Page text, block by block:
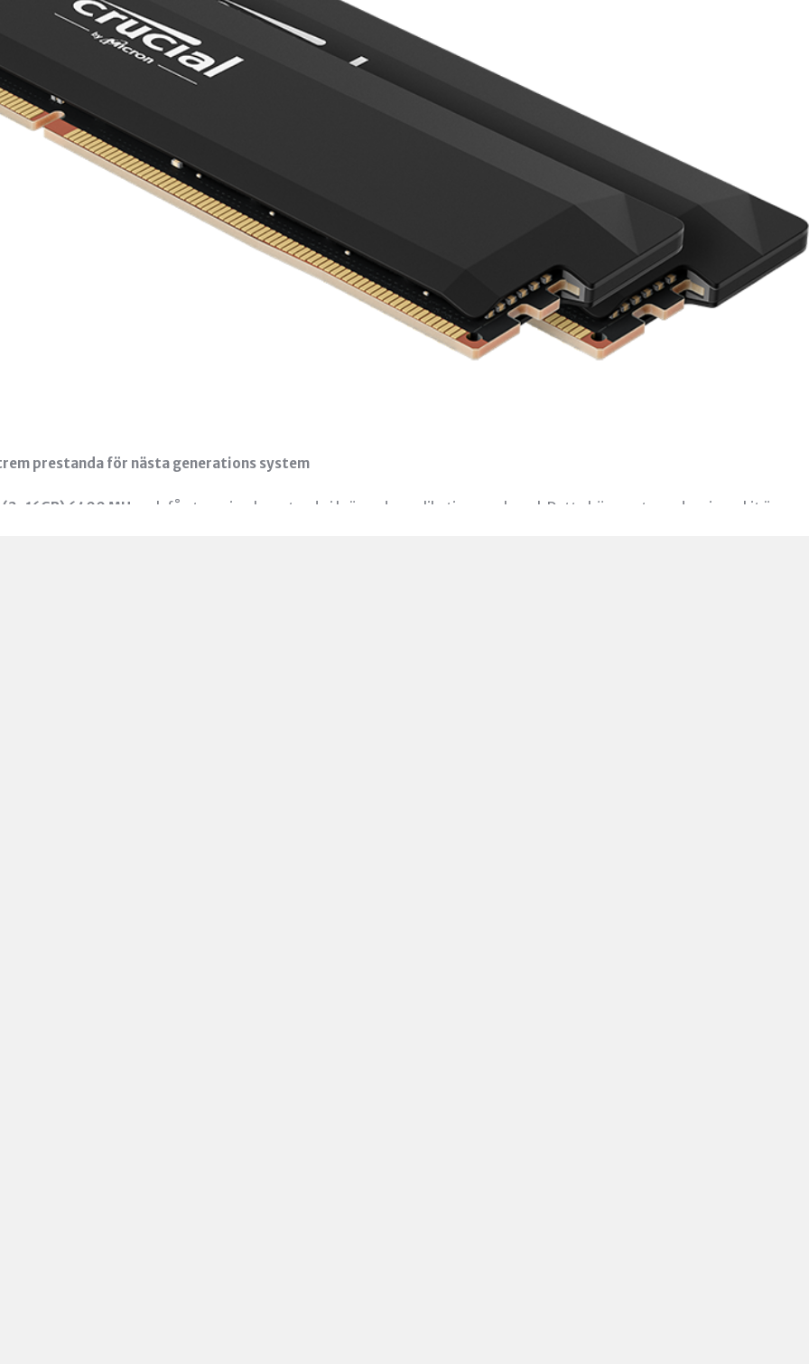
applikationer
för dig som vill ha en perfekt balans mellan prestanda, stabilitet och kompatibilitet.
prestanda för nästa generations system
6400 MHz
och få ut maximal prestanda i krävande applikationer och spel. Detta högpresterande minneskit är
dessutom högre bandbredd och bättre energieffektivitet jämfört med tidigare generationer.